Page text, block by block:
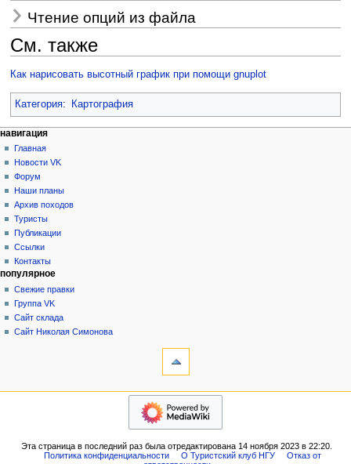
Чтение опций из файла
См. также
Как нарисовать высотный график при помощи gnuplot
Категория: Картография
Н
а
в
и
а
ц
и
я
действия на странице
статья
обсуждение
читать
просмотр
кода
история
персональные инструменты
создать
учётную
запись
войти
навигация
Главная
Новости VK
Форум
Наши планы
Архив походов
Туристы
Публикации
Ссылки
Контакты
популярное
Свежие правки
Группа VK
Сайт склада
Сайт Николая Симонова
навигация
Форум
Эта страница в последний раз была отредактирована 14 ноября 2023 в 22:20.
Политика конфиденциальности
О Туристский клуб НГУ
Отказ от